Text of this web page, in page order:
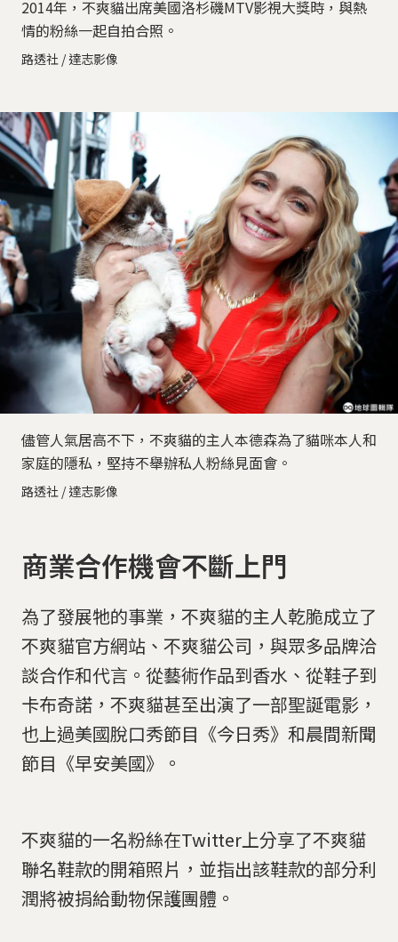
2014年，不爽貓出席美國洛杉磯MTV影視大獎時，與熱
情的粉絲一起自拍合照。
路透社 / 達志影像
儘管人氣居高不下，不爽貓的主人本德森為了貓咪本人和
家庭的隱私，堅持不舉辦私人粉絲見面會。
路透社 / 達志影像
商業合作機會不斷上門
為了發展牠的事業，不爽貓的主人乾脆成立了
不爽貓官方網站、不爽貓公司，與眾多品牌洽
談合作和代言。從藝術作品到香水、從鞋子到
卡布奇諾，不爽貓甚至出演了一部聖誕電影，
也上過美國脫口秀節目《今日秀》和晨間新聞
節目《早安美國》。
不爽貓的一名粉絲在Twitter上分享了不爽貓
聯名鞋款的開箱照片，並指出該鞋款的部分利
潤將被捐給動物保護團體。